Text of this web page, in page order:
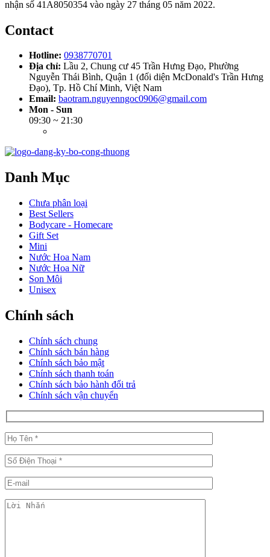
nhận số 41A8050354 vào ngày 27 tháng 05 năm 2022.
Contact
Hotline: 0938770701
Địa chỉ: Lầu 2, Chung cư 45 Trần Hưng Đạo, Phường
Nguyễn Thái Bình, Quận 1 (đối diện McDonald's Trần Hưng
Đạo), Tp. Hồ Chí Minh, Việt Nam
Email: baotram.nguyenngoc0906@gmail.com
Mon - Sun
09:30 ~ 21:30
Danh Mục
Chưa phân loại
Best Sellers
Bodycare - Homecare
Gift Set
Mini
Nước Hoa Nam
Nước Hoa Nữ
Son Môi
Unisex
Chính sách
Chính sách chung
Chính sách bán hàng
Chính sách bảo mật
Chính sách thanh toán
Chính sách bảo hành đổi trả
Chính sách vận chuyển